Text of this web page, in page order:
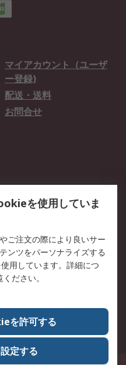
マイアカウント（ユーザ
ー登録)
配送・送料
お問合せ
採用情報
コーポレートサイト
RSの歴史
認証について
を使用していま
ご注文の際により良いサー
ンツをパーソナライズする
用しています。詳細につ
ださい。
を許可する
定する